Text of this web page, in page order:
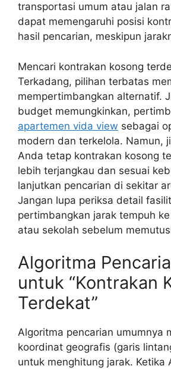
transportasi umum atau jalan
dapat memengaruhi posisi
hasil pencarian, meskipun
Mencari kontrakan kosong
Terkadang, pilihan terbatas
mempertimbangkan alternatif.
budget memungkinkan,
apartemen vida view sebagai
modern dan terkelola. Namun,
Anda tetap kontrakan kosong
lebih terjangkau dan sesuai
lanjutkan pencarian di sekitar
Jangan lupa periksa detail
pertimbangkan jarak tempuh
atau sekolah sebelum
Algoritma
untuk “Kontrakan
Terdekat”
Algoritma pencarian umumnya
koordinat geografis (garis
untuk menghitung jarak. Ketika